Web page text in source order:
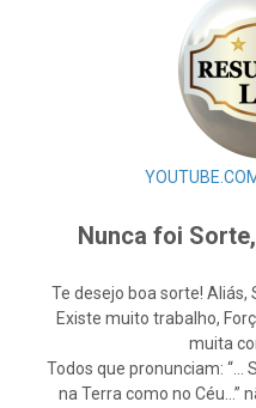
Nunca foi
Te desejo boa sorte! Aliás,
Existe muito trabalho,
muita
Todos que pronunciam: “…
na Terra como no Céu…”